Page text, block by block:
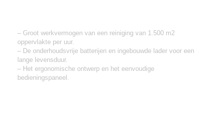
– Groot werkvermogen van een reiniging van 1.500 m2
oppervlakte per uur.
– De onderhoudsvrije batterijen en ingebouwde lader voor een
lange levensduur.
– Het ergonomische ontwerp en het eenvoudige
bedieningspaneel.